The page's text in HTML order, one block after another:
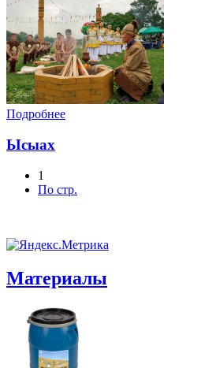
Подробнее
Ысыах
1
По стр.
Материалы